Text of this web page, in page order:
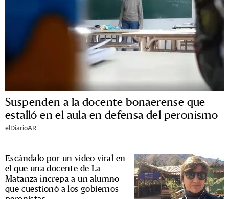
Suspenden a la docente bonaerense que
estalló en el aula en defensa del peronismo
elDiarioAR
Escándalo por un video viral en
el que una docente de La
Matanza increpa a un alumno
que cuestionó a los gobiernos